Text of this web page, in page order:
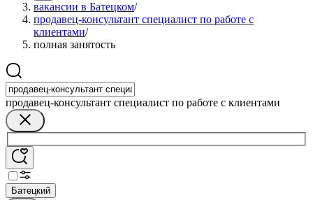
вакансии в Батецком/
продавец-консультант специалист по работе с
клиентами/
полная занятость
продавец-консультант специалист по работе с клиентами
Батецкий